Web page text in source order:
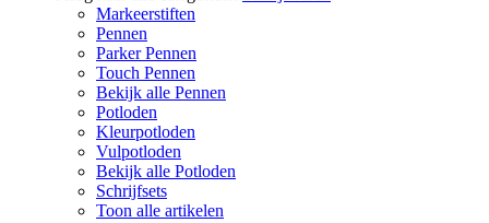
Markeerstiften
Pennen
Parker Pennen
Touch Pennen
Bekijk alle Pennen
Potloden
Kleurpotloden
Vulpotloden
Bekijk alle Potloden
Schrijfsets
Toon alle artikelen